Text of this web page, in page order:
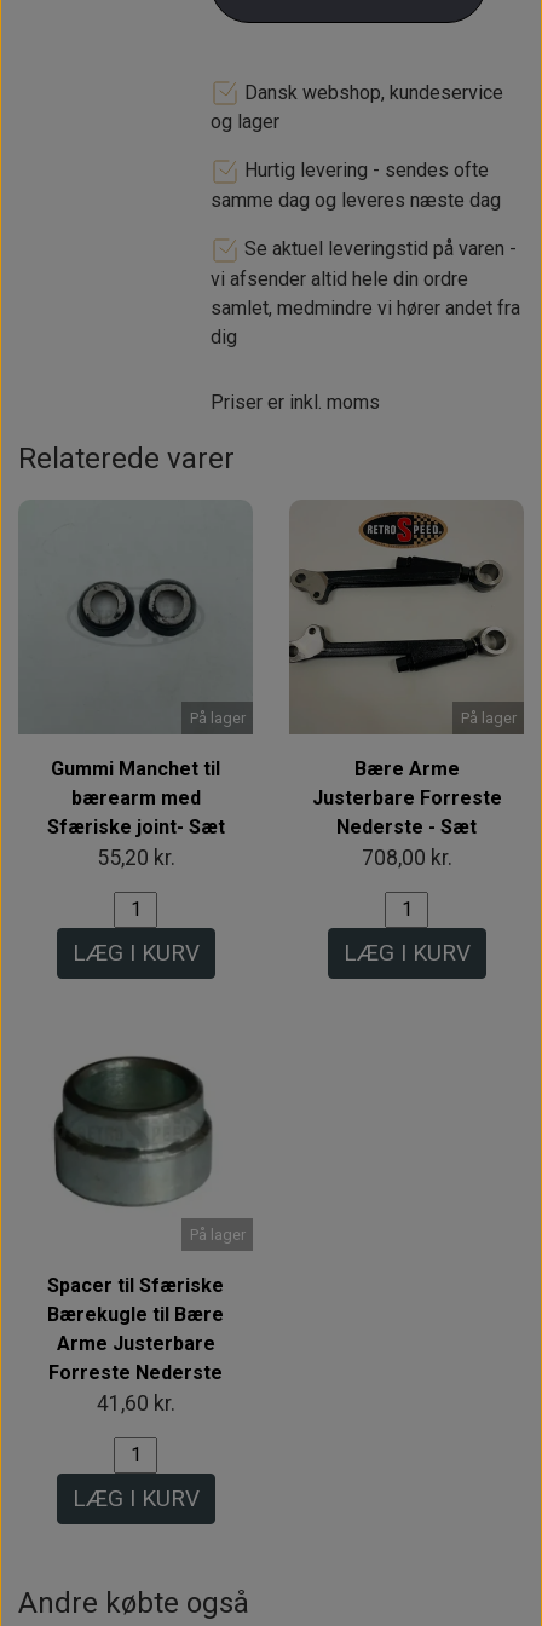
Dansk webshop, kundeservice
og lager
Hurtig levering - sendes ofte
samme dag og leveres næste dag
Se aktuel leveringstid på varen -
vi afsender altid hele din ordre
samlet, medmindre vi hører andet fra
dig
Priser er inkl. moms
Relaterede varer
På lager
Gummi Manchet til
bærearm med
Sfæriske joint- Sæt
55,20 kr.
LÆG I KURV
På lager
Bære Arme
Justerbare Forreste
Nederste - Sæt
708,00 kr.
LÆG I KURV
På lager
Spacer til Sfæriske
Bærekugle til Bære
Arme Justerbare
Forreste Nederste
41,60 kr.
LÆG I KURV
Andre købte også